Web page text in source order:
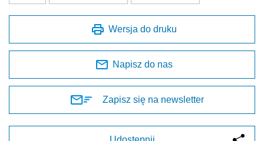
Oceń jakość naszego artykułu